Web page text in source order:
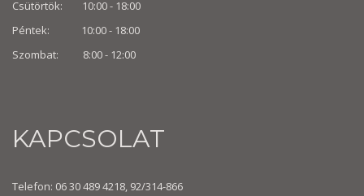
Csütörtök: 10:00 - 18:00
Péntek: 10:00 - 18:00
Szombat: 8:00 - 12:00
KAPCSOLAT
Telefon: 06 30 489 4218, 92/314-866